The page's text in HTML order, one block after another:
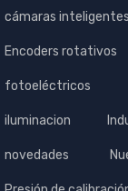
cámaras inteligentes
Encoders rotativos
fotoeléctricos
iluminacion
novedades